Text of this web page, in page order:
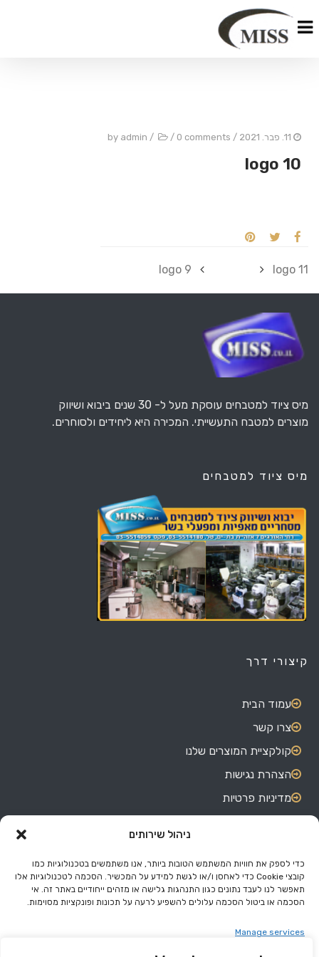
ניהול שירותים
כדי לספק את חוויות המשתמש הטובות ביותר, אנו משתמשים בטכנולוגיות כמו
קובצי Cookie כדי לאחסן ו/או לגשת למידע על המכשיר. הסכמה לטכנולוגיות אלו
תאפשר לנו לעבד נתונים כגון התנהגות גלישה או מזהים ייחודיים באתר זה. אי
הסכמה או ביטול הסכמה עלולים להשפיע לרעה על תכונות ופונקציות מסוימות.
Manage services
/ by
admin / / 0 comments
logo 10
logo 9 logo 11
מיס ציוד למטבחים עוסקת מעל ל- 30 שנים ביבוא ושיווק
מוצרים למטבח התעשייתי. המכירה היא ליחידים ולסוחרים.
מיס ציוד למטבחים
קיצורי דרך
עמוד הבית
צרו קשר
קולקציית המוצרים שלנו
הצהרת נגישות
מדיניות פרטיות
האורגים 7, אזור התעשייה בת ים.
03-551-4180
050-577-5094